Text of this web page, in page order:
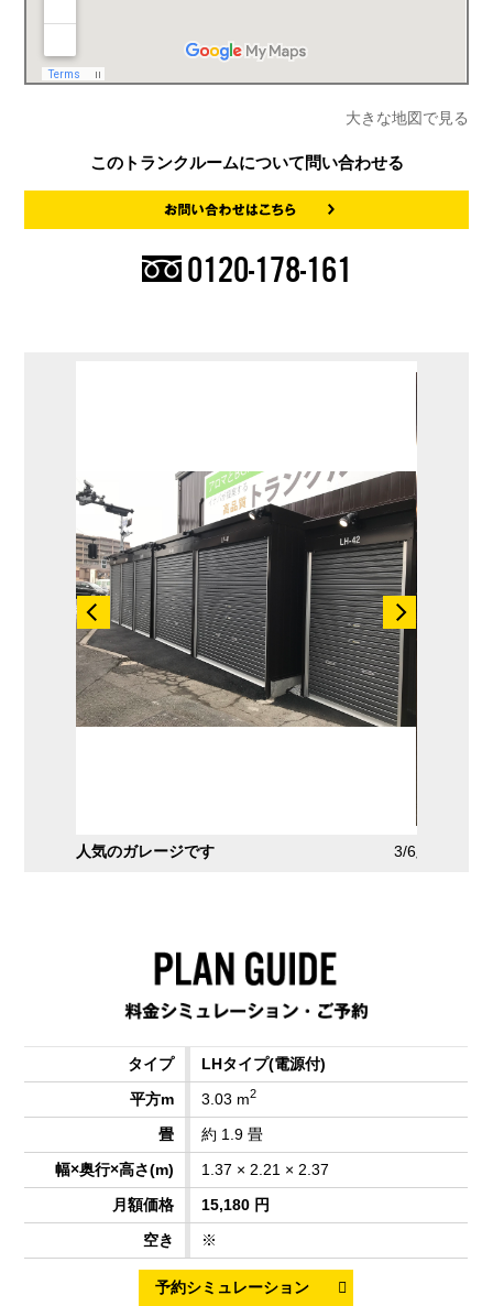
大きな地図で見る
このトランクルームについて問い合わせる
0120-178-161
人気のガレージです 3/6
LHタイプ(電源付)
3.03 m2
約 1.9 畳
1.37 × 2.21 × 2.37
15,180 円
※